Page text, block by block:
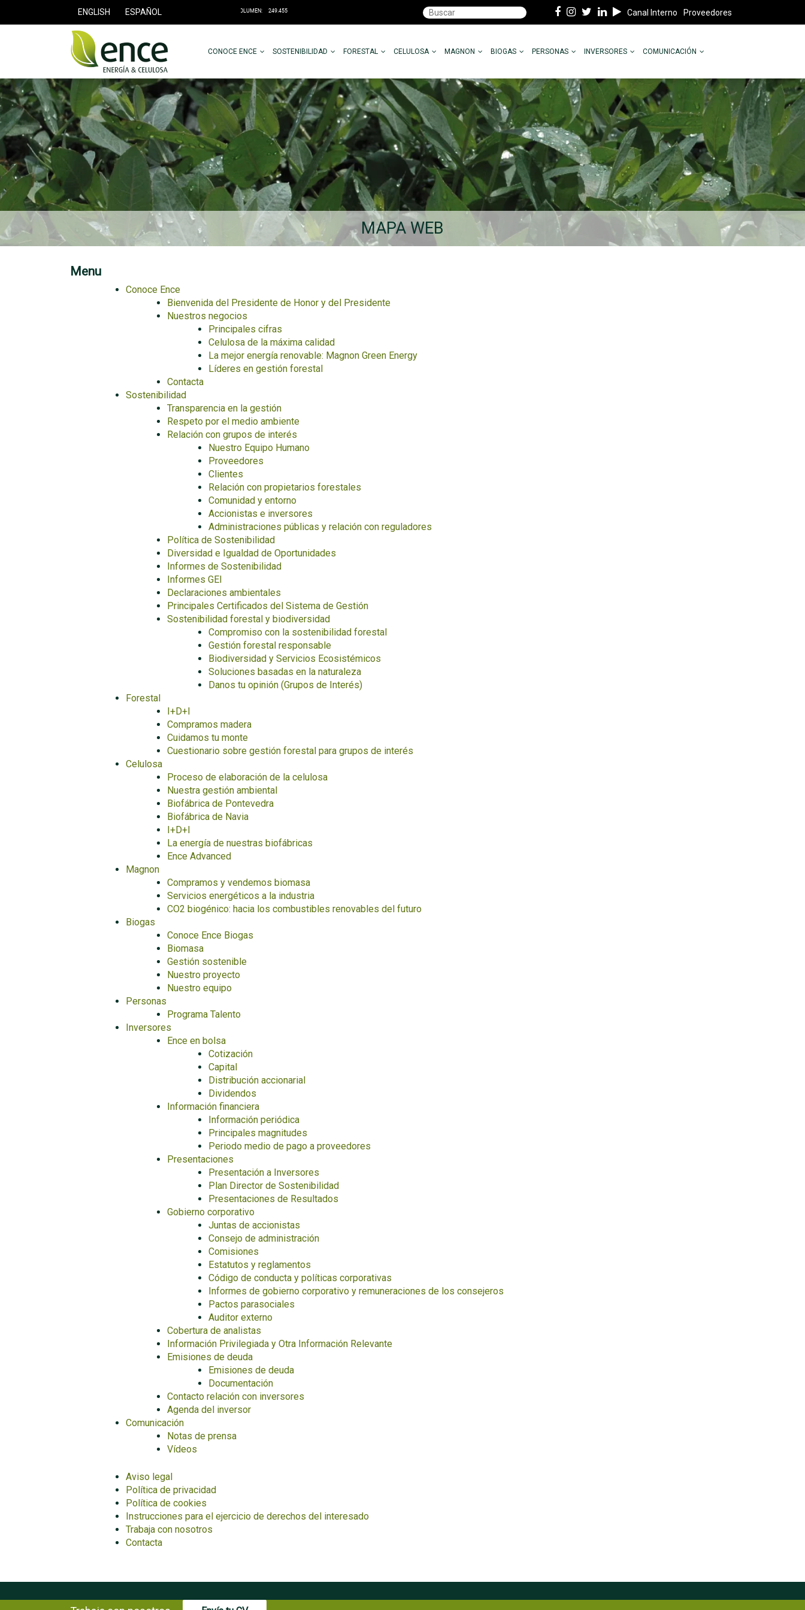
ENGLISH ESPAÑOL Canal Interno Proveedores
CONOCE ENCE SOSTENIBILIDAD FORESTAL CELULOSA MAGNON BIOGAS PERSONAS INVERSORES COMUNICACIÓN
MAPA WEB
Menu
Conoce Ence
Bienvenida del Presidente de Honor y del Presidente
Nuestros negocios
Principales cifras
Celulosa de la máxima calidad
La mejor energía renovable: Magnon Green Energy
Líderes en gestión forestal
Contacta
Sostenibilidad
Transparencia en la gestión
Respeto por el medio ambiente
Relación con grupos de interés
Nuestro Equipo Humano
Proveedores
Clientes
Relación con propietarios forestales
Comunidad y entorno
Accionistas e inversores
Administraciones públicas y relación con reguladores
Política de Sostenibilidad
Diversidad e Igualdad de Oportunidades
Informes de Sostenibilidad
Informes GEI
Declaraciones ambientales
Principales Certificados del Sistema de Gestión
Sostenibilidad forestal y biodiversidad
Compromiso con la sostenibilidad forestal
Gestión forestal responsable
Biodiversidad y Servicios Ecosistémicos
Soluciones basadas en la naturaleza
Danos tu opinión (Grupos de Interés)
Forestal
I+D+I
Compramos madera
Cuidamos tu monte
Cuestionario sobre gestión forestal para grupos de interés
Celulosa
Proceso de elaboración de la celulosa
Nuestra gestión ambiental
Biofábrica de Pontevedra
Biofábrica de Navia
I+D+I
La energía de nuestras biofábricas
Ence Advanced
Magnon
Compramos y vendemos biomasa
Servicios energéticos a la industria
CO2 biogénico: hacia los combustibles renovables del futuro
Biogas
Conoce Ence Biogas
Biomasa
Gestión sostenible
Nuestro proyecto
Nuestro equipo
Personas
Programa Talento
Inversores
Ence en bolsa
Cotización
Capital
Distribución accionarial
Dividendos
Información financiera
Información periódica
Principales magnitudes
Periodo medio de pago a proveedores
Presentaciones
Presentación a Inversores
Plan Director de Sostenibilidad
Presentaciones de Resultados
Gobierno corporativo
Juntas de accionistas
Consejo de administración
Comisiones
Estatutos y reglamentos
Código de conducta y políticas corporativas
Informes de gobierno corporativo y remuneraciones de los consejeros
Pactos parasociales
Auditor externo
Cobertura de analistas
Información Privilegiada y Otra Información Relevante
Emisiones de deuda
Emisiones de deuda
Documentación
Contacto relación con inversores
Agenda del inversor
Comunicación
Notas de prensa
Vídeos
Aviso legal
Política de privacidad
Política de cookies
Instrucciones para el ejercicio de derechos del interesado
Trabaja con nosotros
Contacta